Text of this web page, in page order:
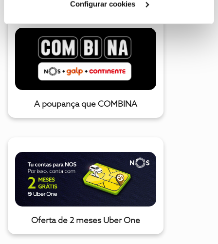
Configurar cookies
A poupança que COMBINA
Oferta de 2 meses Uber One